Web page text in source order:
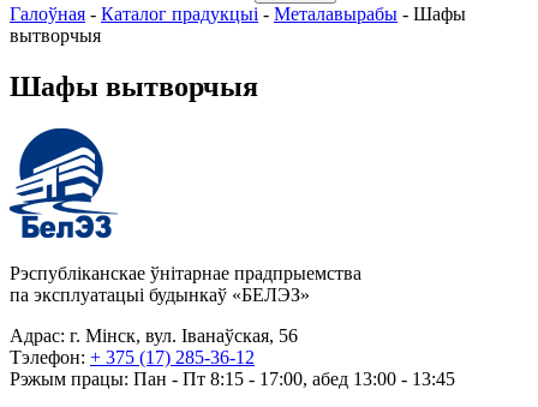
Галоўная - Каталог прадукцыі - Металавырабы - Шафы
вытворчыя
Шафы вытворчыя
Рэспубліканскае ўнітарнае прадпрыемства
па эксплуатацыі будынкаў «БЕЛЭЗ»
Адрас: г. Мінск, вул. Іванаўская, 56
Тэлефон: + 375 (17) 285-36-12
Рэжым працы: Пан - Пт 8:15 - 17:00, абед 13:00 - 13:45